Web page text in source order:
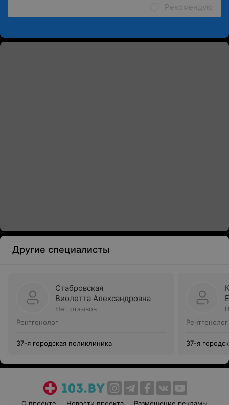
Рекомендую
Другие специалисты
Стабровская
Виолетта Александровна
Нет отзывов
Рентгенолог
37-я городская поликлиника
Рентгенолог
37-я